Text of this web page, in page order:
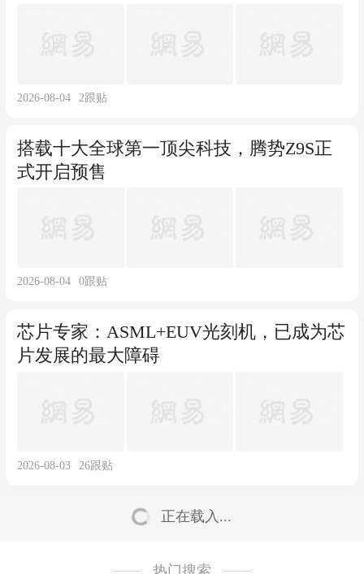
2026-08-04 2跟贴
搭载十大全球第一顶尖科技，腾势Z9S正
式开启预售
2026-08-04 0跟贴
芯片专家：ASML+EUV光刻机，已成为芯
片发展的最大障碍
2026-08-03 26跟贴
正在载入...
热门搜索